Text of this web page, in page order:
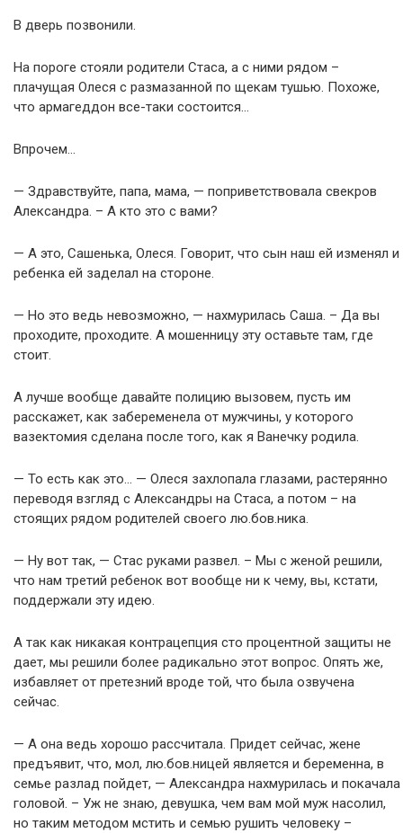
В дверь позвонили.
На пороге стояли родители Стаса, а с ними рядом –
плачущая Олеся с размазанной по щекам тушью. Похоже,
что армагеддон все-таки состоится…
Впрочем…
— Здравствуйте, папа, мама, — поприветствовала свекров
Александра. – А кто это с вами?
— А это, Сашенька, Олеся. Говорит, что сын наш ей изменял и
ребенка ей заделал на стороне.
— Но это ведь невозможно, — нахмурилась Саша. – Да вы
проходите, проходите. А мошенницу эту оставьте там, где
стоит.
А лучше вообще давайте полицию вызовем, пусть им
расскажет, как забеременела от мужчины, у которого
вазектомия сделана после того, как я Ванечку родила.
— То есть как это… — Олеся захлопала глазами, растерянно
переводя взгляд с Александры на Стаса, а потом – на
стоящих рядом родителей своего лю.бов.ника.
— Ну вот так, — Стас руками развел. – Мы с женой решили,
что нам третий ребенок вот вообще ни к чему, вы, кстати,
поддержали эту идею.
А так как никакая контрацепция сто процентной защиты не
дает, мы решили более радикально этот вопрос. Опять же,
избавляет от претезний вроде той, что была озвучена
сейчас.
— А она ведь хорошо рассчитала. Придет сейчас, жене
предъявит, что, мол, лю.бов.ницей является и беременна, в
семье разлад пойдет, — Александра нахмурилась и покачала
головой. – Уж не знаю, девушка, чем вам мой муж насолил,
но таким методом мстить и семью рушить человеку –